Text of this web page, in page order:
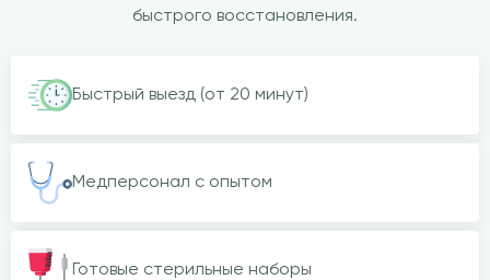
быстрого восстановления.
Быстрый выезд (от 20 минут)
Медперсонал с опытом
Готовые стерильные наборы